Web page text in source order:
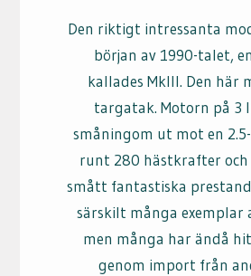
Den riktigt intressanta
början av 1990-talet,
kallades MkIII. Den här
targatak. Motorn på 3
småningom ut mot en
runt 280 hästkrafter och
smått fantastiska
särskilt många exemplar
men många har ändå
genom import från